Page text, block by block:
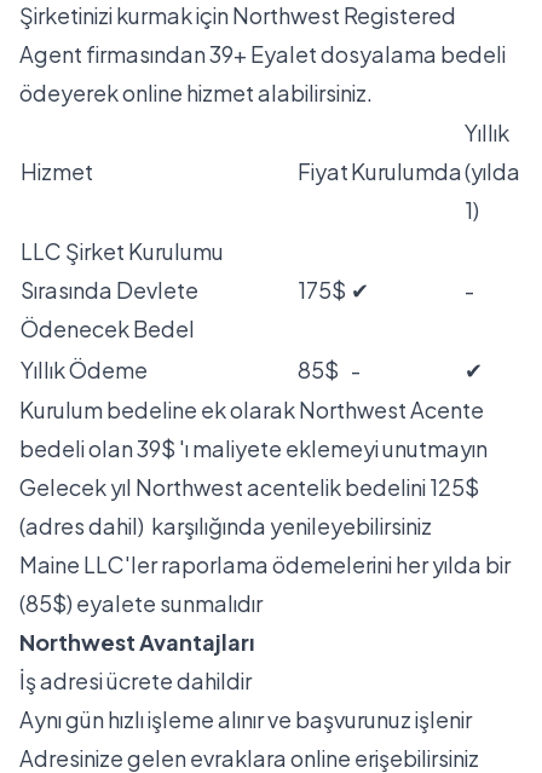
Şirketinizi kurmak için Northwest Registered
Agent firmasından 39+ Eyalet dosyalama bedeli
ödeyerek online hizmet alabilirsiniz.
Hizmet FiyatKurulumda
Yıllık
(yılda
1)
LLC Şirket Kurulumu
Sırasında Devlete
Ödenecek Bedel
175$ ✔ -
Yıllık Ödeme 85$ -
✔
Kurulum bedeline ek olarak Northwest Acente
bedeli olan 39$ 'ı maliyete eklemeyi unutmayın
Gelecek yıl Northwest acentelik bedelini 125$
(adres dahil) karşılığında yenileyebilirsiniz
Maine LLC'ler raporlama ödemelerini her yılda bir
(85$) eyalete sunmalıdır
Northwest Avantajları
İş adresi ücrete dahildir
Aynı gün hızlı işleme alınır ve başvurunuz işlenir
Adresinize gelen evraklara online erişebilirsiniz